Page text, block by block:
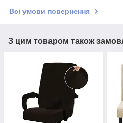
Всі умови повернення
З цим товаром також